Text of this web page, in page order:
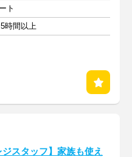
ト
時間以上
ジスタッフ】家族も使え